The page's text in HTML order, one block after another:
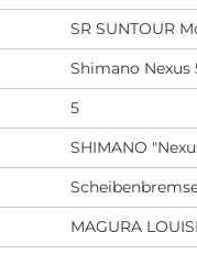
SR SUNTOUR
Shimano Nexus
5
SHIMANO
MAGURA